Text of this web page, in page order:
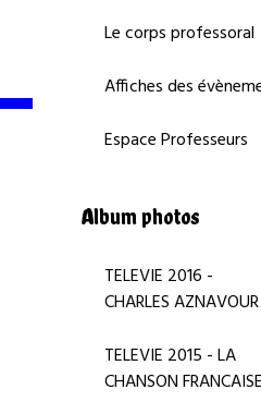
Le corps professoral
Affiches des
Espace Professeurs
Album photos
TELEVIE 2016 -
CHARLES AZNAVOUR
TELEVIE 2015 - LA
CHANSON FRANCAISE